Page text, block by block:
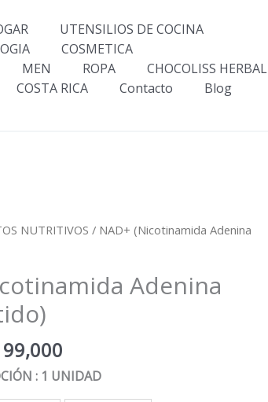
UTENSILIOS DE COCINA
COSMETICA
MEN ROPA
CHOCOLISS HERBAL
COSTA RICA Contacto
Blog
NUTRITIVOS / NAD+ (Nicotinamida Adenina
Adenina
Rango
desde
: 1 UNIDAD